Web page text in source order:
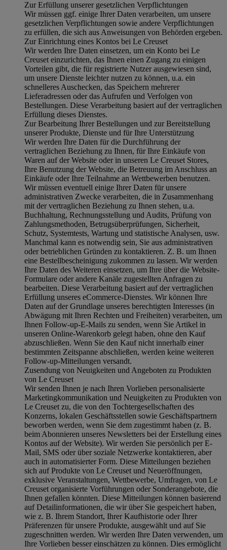
Zur Erfüllung unserer gesetzlichen Verpflichtungen
Wir müssen ggf. einige Ihrer Daten verarbeiten, um unsere
gesetzlichen Verpflichtungen sowie andere Verpflichtungen
zu erfüllen, die sich aus Anweisungen von Behörden ergeben.
Zur Einrichtung eines Kontos bei Le Creuset
Wir werden Ihre Daten einsetzen, um ein Konto bei Le
Creuset einzurichten, das Ihnen einen Zugang zu einigen
Vorteilen gibt, die für registrierte Nutzer ausgewiesen sind,
um unsere Dienste leichter nutzen zu können, u.a. ein
schnelleres Auschecken, das Speichern mehrerer
Lieferadressen oder das Aufrufen und Verfolgen von
Bestellungen. Diese Verarbeitung basiert auf der vertraglichen
Erfüllung dieses Dienstes.
Zur Bearbeitung Ihrer Bestellungen und zur Bereitstellung
unserer Produkte, Dienste und für Ihre Unterstützung
Wir werden Ihre Daten für die Durchführung der
vertraglichen Beziehung zu Ihnen, für Ihre Einkäufe von
Waren auf der Website oder in unseren Le Creuset Stores,
Ihre Benutzung der Website, die Betreuung im Anschluss an
Einkäufe oder Ihre Teilnahme an Wettbewerben benutzen.
Wir müssen eventuell einige Ihrer Daten für unsere
administrativen Zwecke verarbeiten, die in Zusammenhang
mit der vertraglichen Beziehung zu Ihnen stehen, u.a.
Buchhaltung, Rechnungsstellung und Audits, Prüfung von
Zahlungsmethoden, Betrugsüberprüfungen, Sicherheit,
Schutz, Systemtests, Wartung und statistische Analysen, usw.
Manchmal kann es notwendig sein, Sie aus administrativen
oder betrieblichen Gründen zu kontaktieren. Z. B. um Ihnen
eine Bestellbescheinigung zukommen zu lassen. Wir werden
Ihre Daten des Weiteren einsetzen, um Ihre über die Website-
Formulare oder andere Kanäle zugestellten Anfragen zu
bearbeiten. Diese Verarbeitung basiert auf der vertraglichen
Erfüllung unseres eCommerce-Dienstes. Wir können Ihre
Daten auf der Grundlage unseres berechtigten Interesses (in
Abwägung mit Ihren Rechten und Freiheiten) verarbeiten, um
Ihnen Follow-up-E-Mails zu senden, wenn Sie Artikel in
unseren Online-Warenkorb gelegt haben, ohne den Kauf
abzuschließen. Wenn Sie den Kauf nicht innerhalb einer
bestimmten Zeitspanne abschließen, werden keine weiteren
Follow-up-Mitteilungen versandt.
Zusendung von Neuigkeiten und Angeboten zu Produkten
von Le Creuset
Wir senden Ihnen je nach Ihren Vorlieben personalisierte
Marketingkommunikation und Neuigkeiten zu Produkten von
Le Creuset zu, die von den Tochtergesellschaften des
Konzerns, lokalen Geschäftsstellen sowie Geschäftspartnern
beworben werden, wenn Sie dem zugestimmt haben (z. B.
beim Abonnieren unseres Newsletters bei der Erstellung eines
Kontos auf der Website). Wir werden Sie persönlich per E-
Mail, SMS oder über soziale Netzwerke kontaktieren, aber
auch in automatisierter Form. Diese Mitteilungen beziehen
sich auf Produkte von Le Creuset und Neueröffnungen,
exklusive Veranstaltungen, Wettbewerbe, Umfragen, von Le
Creuset organisierte Vorführungen oder Sonderangebote, die
Ihnen gefallen könnten. Diese Mitteilungen können basierend
auf Detailinformationen, die wir über Sie gespeichert haben,
wie z. B. Ihrem Standort, Ihrer Kaufhistorie oder Ihrer
Präferenzen für unsere Produkte, ausgewählt und auf Sie
zugeschnitten werden. Wir werden Ihre Daten verwenden, um
Ihre Vorlieben besser einschätzen zu können. Dies ermöglicht